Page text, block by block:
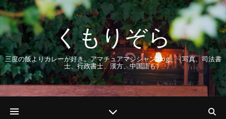
くもりぞら
三度の飯よりカレーが好き。アマチュアマジシャンBlog。（写真、司法書
士、行政書士、漢方、中国語も）